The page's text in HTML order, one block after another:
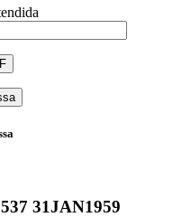
31JAN1959